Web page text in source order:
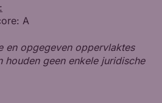
A
en opgegeven oppervlaktes
geen enkele juridische